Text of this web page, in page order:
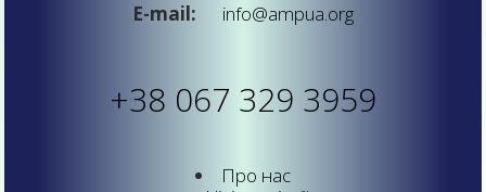
E-mail: info@ampua.org
+38 067 329 3959
Про нас